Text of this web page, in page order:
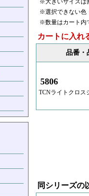
※大きいサイズは
※選択できない色
※数量はカート内
カートに入れ
品番・
5806
TCNライトクロス
同シリーズの